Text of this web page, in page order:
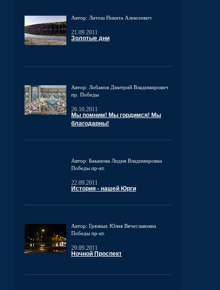
Автор: Литош Никита Алексеевич
21.09.2011
Золотые дни
Автор: Лобанов Дмитрий Владимирович
пр. Победы
26.10.2011
Мы помним! Мы гордимся! Мы
благодарны!
Автор: Баканова Лидия Владимировна
Победы пр-кт.
22.09.2011
История - нашей Юрги
Автор: Грязных Юлия Вячеславовна
Победы пр-кт.
29.09.2011
Ночной Проспект